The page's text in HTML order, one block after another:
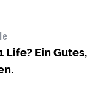
Ein Gutes,